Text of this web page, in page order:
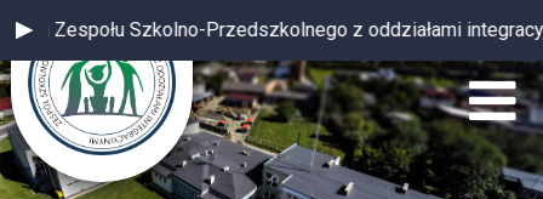
Szkolno-Przedszkolnego z oddziałami integracyjnymi w